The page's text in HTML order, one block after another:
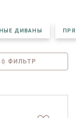
ДИВАНЫ
ФИЛЬТР